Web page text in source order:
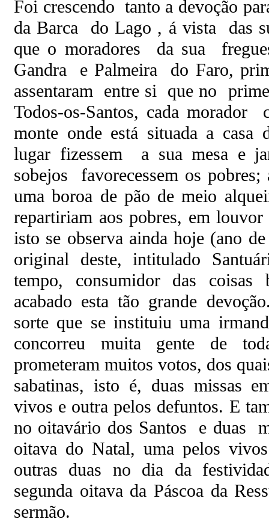
Foi crescendo tanto a devoção
da Barca do Lago , á vista das
que o moradores da sua
Gandra e Palmeira do Faro,
assentaram entre si que no
Todos-os-Santos, cada morador
monte onde está situada a casa
lugar fizessem a sua mesa e
sobejos favorecessem os
uma boroa de pão de meio
repartiriam aos pobres, em
isto se observa ainda hoje (ano
original deste, intitulado
tempo, consumidor das coisas
acabado esta tão grande
sorte que se instituiu uma
concorreu muita gente de
prometeram muitos votos, dos
sabatinas, isto é, duas missas
vivos e outra pelos defuntos. E
no oitavário dos Santos e duas
oitava do Natal, uma pelos
outras duas no dia da
segunda oitava da Páscoa da
sermão.